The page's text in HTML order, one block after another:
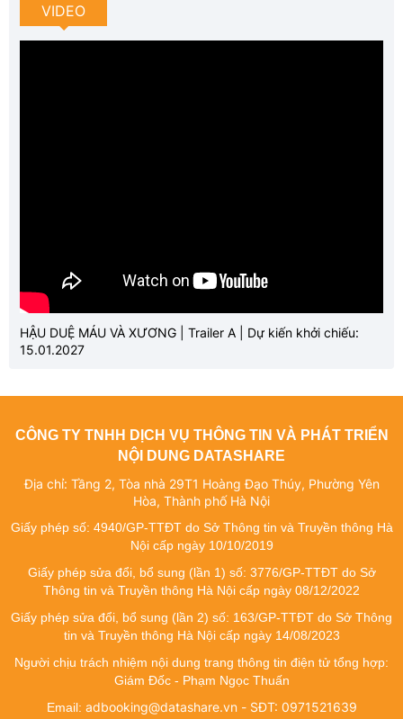
VIDEO
HẬU DUỆ MÁU VÀ XƯƠNG | Trailer A | Dự kiến khởi chiếu:
15.01.2027
CÔNG TY TNHH DỊCH VỤ THÔNG TIN VÀ PHÁT TRIỂN
NỘI DUNG DATASHARE
Địa chỉ: Tầng 2, Tòa nhà 29T1 Hoàng Đạo Thúy, Phường Yên
Hòa, Thành phố Hà Nội
Giấy phép số: 4940/GP-TTĐT do Sở Thông tin và Truyền thông Hà
Nội cấp ngày 10/10/2019
Giấy phép sửa đổi, bổ sung (lần 1) số: 3776/GP-TTĐT do Sở
Thông tin và Truyền thông Hà Nội cấp ngày 08/12/2022
Giấy phép sửa đổi, bổ sung (lần 2) số: 163/GP-TTĐT do Sở Thông
tin và Truyền thông Hà Nội cấp ngày 14/08/2023
Người chịu trách nhiệm nội dung trang thông tin điện tử tổng hợp:
Giám Đốc - Phạm Ngọc Thuấn
Email: adbooking@datashare.vn - SĐT: 0971521639